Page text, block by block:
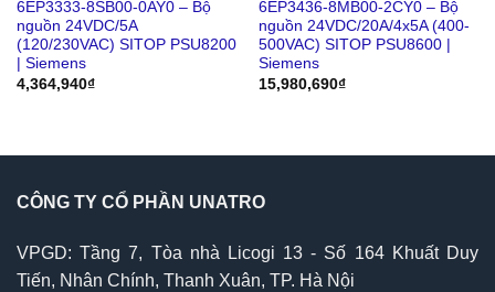
6EP3333-8SB00-0AY0 – Bộ
nguồn 24VDC/5A
(120/230VAC) SITOP PSU8200
| Siemens
4,364,940₫
6EP3436-8MB00-2CY0 – Bộ
nguồn 24VDC/20A/4x5A (400-
500VAC) SITOP PSU8600 |
Siemens
15,980,690₫
CÔNG TY CỔ PHẦN UNATRO
VPGD: Tầng 7, Tòa nhà Licogi 13 - Số 164 Khuất Duy
Tiến, Nhân Chính, Thanh Xuân, TP. Hà Nội